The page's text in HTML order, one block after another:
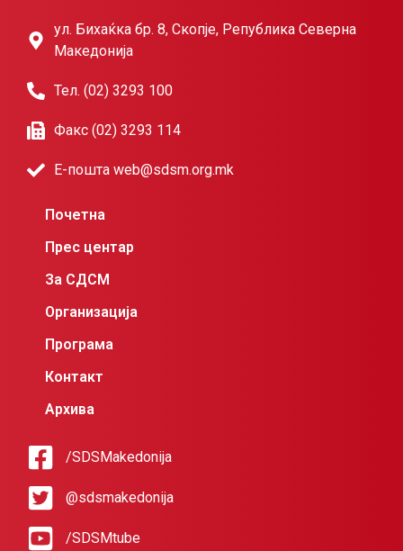
ул. Бихаќка бр. 8, Скопје, Република Северна
Македонија
Тел. (02) 3293 100
Факс (02) 3293 114
Е-пошта web@sdsm.org.mk
Почетна
Прес центар
За СДСМ
Организација
Програма
Контакт
Архива
/SDSMakedonija
@sdsmakedonija
/SDSMtube